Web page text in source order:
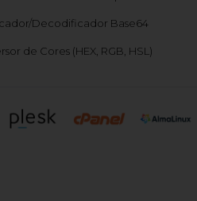
Decodificador Base64
de Cores (HEX, RGB, HSL)